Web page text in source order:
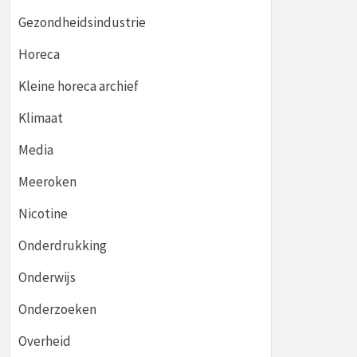
Gezondheidsindustrie
Horeca
Kleine horeca archief
Klimaat
Media
Meeroken
Nicotine
Onderdrukking
Onderwijs
Onderzoeken
Overheid